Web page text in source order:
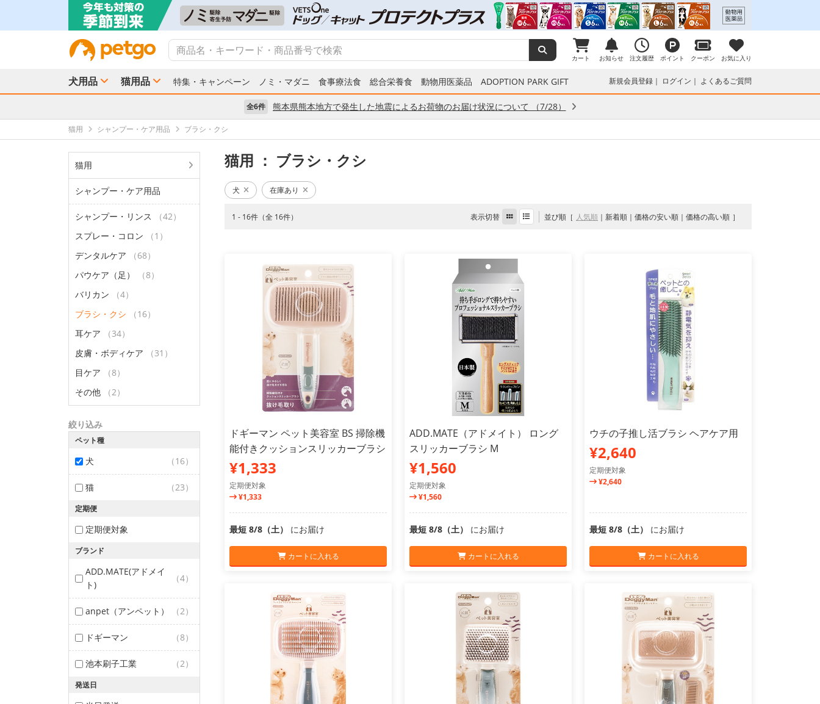
カート お知らせ 注文履歴 ポイント クーポン お気に入り
犬用品 猫用品 特集・キャンペーン ノミ・マダニ 食事療法食 総合栄養食 動物用医薬品 ADOPTION PARK GIFT 新規会員登録 ログイン よくあるご質問
全6件 熊本県熊本地方で発生した地震によるお荷物のお届け状況について （7/28）
猫用 シャンプー・ケア用品 ブラシ・クシ
猫用
シャンプー・ケア用品
シャンプー・リンス
（42）
スプレー・コロン
（1）
デンタルケア
（68）
パウケア（足）
（8）
バリカン
（4）
ブラシ・クシ
（16）
耳ケア
（34）
皮膚・ボディケア
（31）
目ケア
（8）
その他
（2）
絞り込み
ペット種
犬 （16）
猫 （23）
定期便
定期便対象
ブランド
ADD.MATE(アドメイ
ト)
（4）
anpet（アンペット） （2）
ドギーマン （8）
池本刷子工業 （2）
発送日
猫用 ： ブラシ・クシ
犬 在庫あり
1 - 16件（全 16件） 表示切替 並び順 人気順 新着順 価格の安い順 価格の高い順
ドギーマン ペット美容室 BS 掃除機
能付きクッションスリッカーブラシ
¥1,333
定期便対象
¥1,333
最短 8/8（土） にお届け
カートに入れる
ADD.MATE（アドメイト） ロング
スリッカーブラシ M
¥1,560
定期便対象
¥1,560
最短 8/8（土） にお届け
カートに入れる
ウチの子推し活ブラシ ヘアケア用
¥2,640
定期便対象
¥2,640
最短 8/8（土） にお届け
カートに入れる